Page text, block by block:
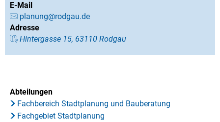
E-Mail
planung@rodgau.de
Adresse
Hintergasse 15, 63110 Rodgau
Abteilungen
Fachbereich Stadtplanung und Bauberatung
Fachgebiet Stadtplanung